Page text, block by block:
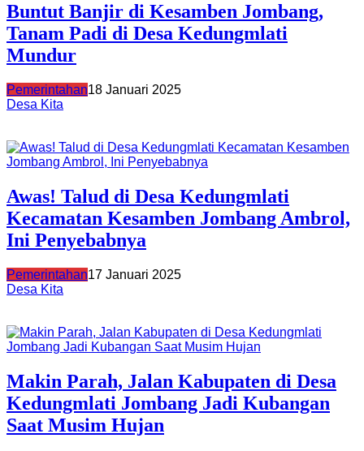
Buntut Banjir di Kesamben Jombang,
Tanam Padi di Desa Kedungmlati
Mundur
Pemerintahan18 Januari 2025
Desa Kita
Awas! Talud di Desa Kedungmlati
Kecamatan Kesamben Jombang Ambrol,
Ini Penyebabnya
Pemerintahan17 Januari 2025
Desa Kita
Makin Parah, Jalan Kabupaten di Desa
Kedungmlati Jombang Jadi Kubangan
Saat Musim Hujan